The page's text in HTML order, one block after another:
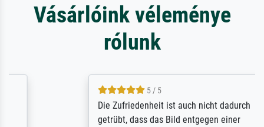
Vásárlóink véleménye
rólunk
5 / 5
Die Zufriedenheit ist auch nicht dadurch
getrübt, dass das Bild entgegen einer